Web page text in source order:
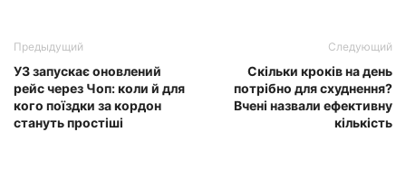
Предыдущий
УЗ запускає оновлений
рейс через Чоп: коли й для
кого поїздки за кордон
стануть простіші
Следующий
Скільки кроків на день
потрібно для схуднення?
Вчені назвали ефективну
кількість